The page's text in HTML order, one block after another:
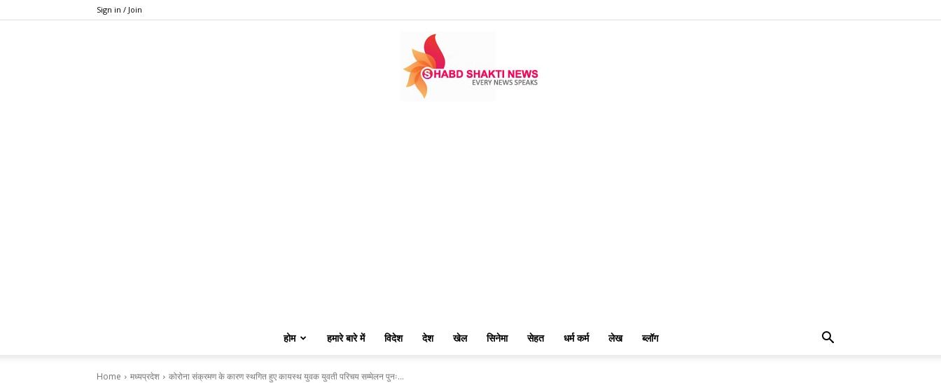
Sign in / Join
होम हमारे बारे में विदेश देश खेल सिनेमा सेहत धर्म कर्म लेख ब्लॉग
Home मध्यप्रदेश कोरोना संक्रमण के कारण स्थगित हुए कायस्थ युवक युवती परिचय सम्मेलन पुनः...